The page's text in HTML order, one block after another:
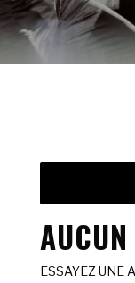
ESSAYEZ UNE